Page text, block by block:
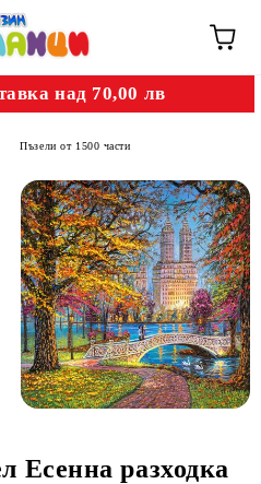
над 70,00 лв
Пъзели от 1500 части
Есенна разходка